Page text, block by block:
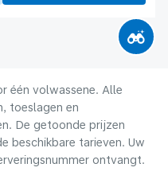
één volwassene. Alle
toeslagen en
De getoonde prijzen
beschikbare tarieven. Uw
ontvangt.